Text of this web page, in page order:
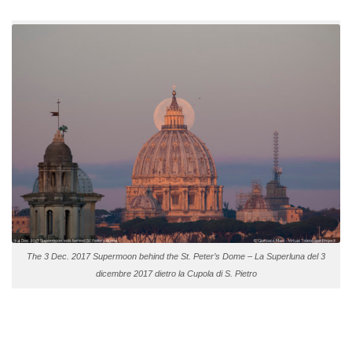
The 3 Dec. 2017 Supermoon behind the St. Peter’s Dome – La Superluna del 3
dicembre 2017 dietro la Cupola di S. Pietro